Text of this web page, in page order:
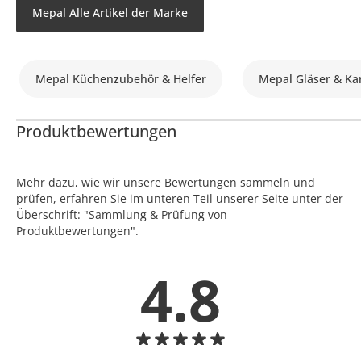
Mepal Alle Artikel der Marke
Mepal Küchenzubehör & Helfer Mepal Gläser &
Produktbewertungen
Mehr dazu, wie wir unsere Bewertungen sammeln und
prüfen, erfahren Sie im unteren Teil unserer Seite unter der
Überschrift: "Sammlung & Prüfung von
Produktbewertungen".
4.8